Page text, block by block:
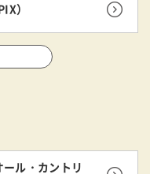
）
ル・カントリ